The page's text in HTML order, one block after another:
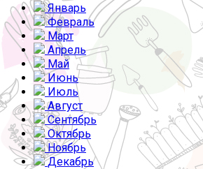
Январь
Февраль
Март
Апрель
Май
Июнь
Июль
Август
Сентябрь
Октябрь
Ноябрь
Декабрь